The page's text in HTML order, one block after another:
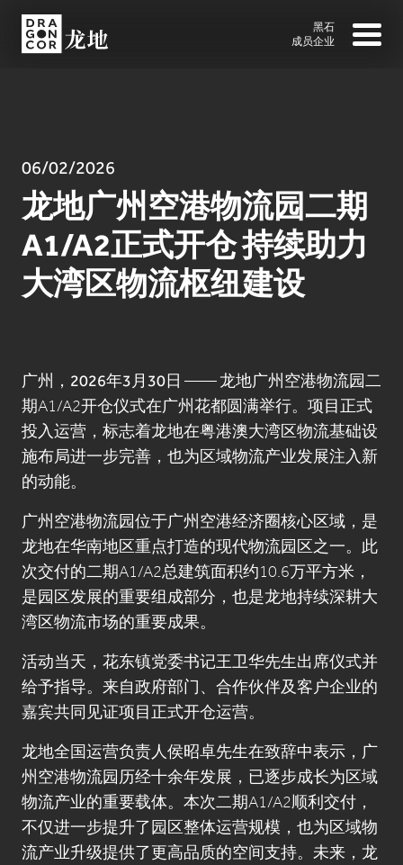
黑石
成员企业
06/02/2026
龙地广州空港物流园二期
A1/A2正式开仓 持续助力
大湾区物流枢纽建设
广州，2026年3月30日 —— 龙地广州空港物流园二
期A1/A2开仓仪式在广州花都圆满举行。项目正式
投入运营，标志着龙地在粤港澳大湾区物流基础设
施布局进一步完善，也为区域物流产业发展注入新
的动能。
广州空港物流园位于广州空港经济圈核心区域，是
龙地在华南地区重点打造的现代物流园区之一。此
次交付的二期A1/A2总建筑面积约10.6万平方米，
是园区发展的重要组成部分，也是龙地持续深耕大
湾区物流市场的重要成果。
活动当天，花东镇党委书记王卫华先生出席仪式并
给予指导。来自政府部门、合作伙伴及客户企业的
嘉宾共同见证项目正式开仓运营。
龙地全国运营负责人侯昭卓先生在致辞中表示，广
州空港物流园历经十余年发展，已逐步成长为区域
物流产业的重要载体。本次二期A1/A2顺利交付，
不仅进一步提升了园区整体运营规模，也为区域物
流产业升级提供了更高品质的空间支持。未来，龙